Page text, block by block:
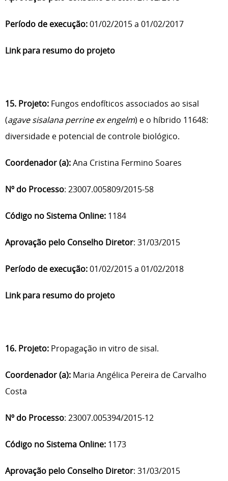
Período de execução:01/02/2015 a 01/02/2017
Link para resumo do projeto
15. Projeto: Fungos endofíticos associados ao sisal
(agave sisalana perrine ex engelm) e o híbrido 11648:
diversidade e potencial de controle biológico.
Coordenador (a):Ana Cristina Fermino Soares
Nº do Processo: 23007.005809/2015-58
Código no Sistema Online: 1184
Aprovação pelo Conselho Diretor: 31/03/2015
Período de execução:01/02/2015 a 01/02/2018
Link para resumo do projeto
16. Projeto: Propagação in vitro de sisal.
Coordenador (a): Maria Angélica Pereira de Carvalho
Costa
Nº do Processo: 23007.005394/2015-12
Código no Sistema Online: 1173
Aprovação pelo Conselho Diretor: 31/03/2015